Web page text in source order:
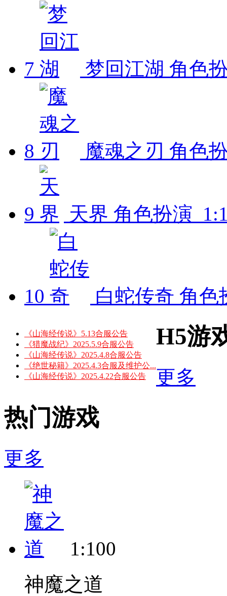
7 梦回江湖 角色
8 魔魂之刃 角色
9 天界 角色扮演
10 白蛇传奇 角色
《山海经传说》5.13合服公告
《猎魔战纪》2025.5.9合服公告
《山海经传说》2025.4.8合服公告
《绝世秘籍》2025.4.3合服及维护公...
《山海经传说》2025.4.22合服公告
H5游
更多
热门游戏
更多
1:100
神魔之道